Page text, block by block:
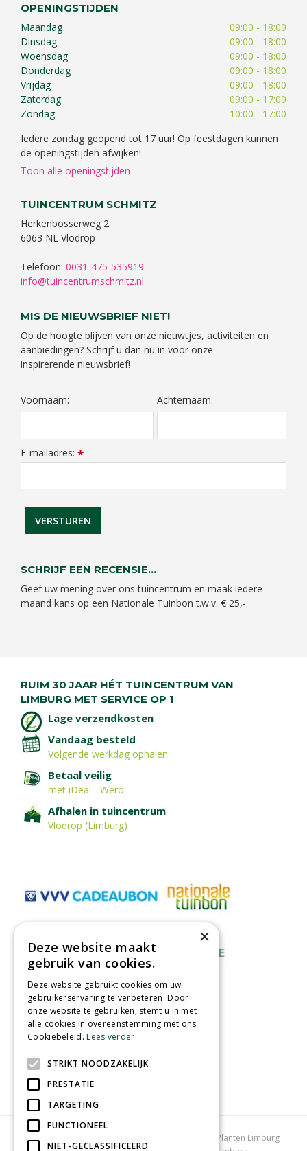
OPENINGSTIJDEN
Maandag
09:00 - 18:00
Dinsdag
09:00 - 18:00
Woensdag
09:00 - 18:00
Donderdag
09:00 - 18:00
Vrijdag
09:00 - 18:00
Zaterdag
09:00 - 17:00
Zondag
10:00 - 17:00
Iedere zondag geopend tot 17 uur! Op feestdagen kunnen
de openingstijden afwijken!
Toon alle openingstijden
TUINCENTRUM SCHMITZ
Herkenbosserweg 2
6063 NL Vlodrop
Telefoon: 0031-475-535919
info@tuincentrumschmitz.nl
MIS DE NIEUWSBRIEF NIET!
Op de hoogte blijven van onze nieuwtjes, activiteiten en
aanbiedingen? Schrijf u dan nu in voor onze
inspirerende nieuwsbrief!
Voornaam: Achternaam:
E-mailadres: *
SCHRIJF EEN RECENSIE...
Geef uw mening over ons tuincentrum en maak iedere
maand kans op een Nationale Tuinbon t.w.v. € 25,-.
RUIM 30 JAAR HÉT TUINCENTRUM VAN
LIMBURG MET SERVICE OP 1
Lage verzendkosten
Vandaag besteld
Volgende werkdag ophalen
Betaal veilig
met iDeal - Wero
Afhalen in tuincentrum
Vlodrop (Limburg)
Tuincentrum Limburg
Planten Limburg
×
Deze website maakt
gebruik van cookies.
Deze website gebruikt cookies om uw
gebruikerservaring te verbeteren. Door
onze website te gebruiken, stemt u in met
alle cookies in overeenstemming met ons
Cookiebeleid.Lees verder
STRIKT NOODZAKELIJK
PRESTATIE
TARGETING
FUNCTIONEEL
NIET-GECLASSIFICEERD